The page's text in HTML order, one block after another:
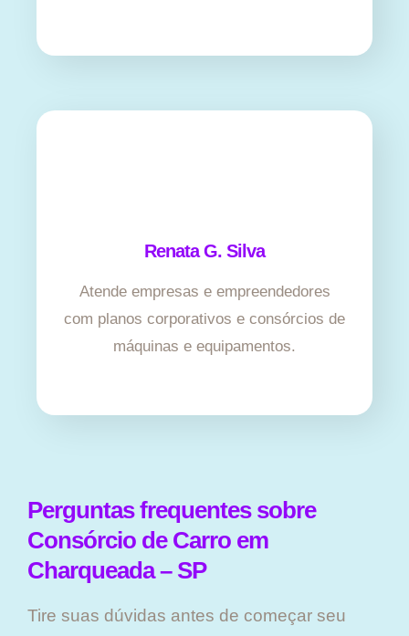
Renata G. Silva
Atende empresas e empreendedores
com planos corporativos e consórcios de
máquinas e equipamentos.
Perguntas frequentes sobre
Consórcio de Carro em
Charqueada – SP
Tire suas dúvidas antes de começar seu